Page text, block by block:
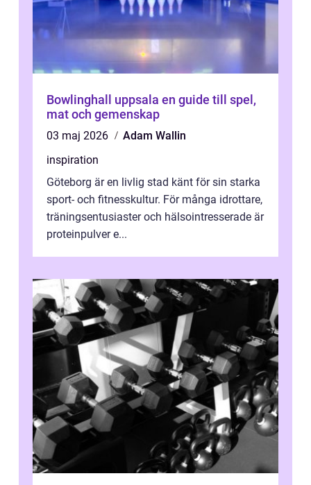
Bowlinghall uppsala en guide till spel,
mat och gemenskap
03 maj 2026
Adam Wallin
inspiration
Göteborg är en livlig stad känt för sin starka
sport- och fitnesskultur. För många idrottare,
träningsentusiaster och hälsointresserade är
proteinpulver e...